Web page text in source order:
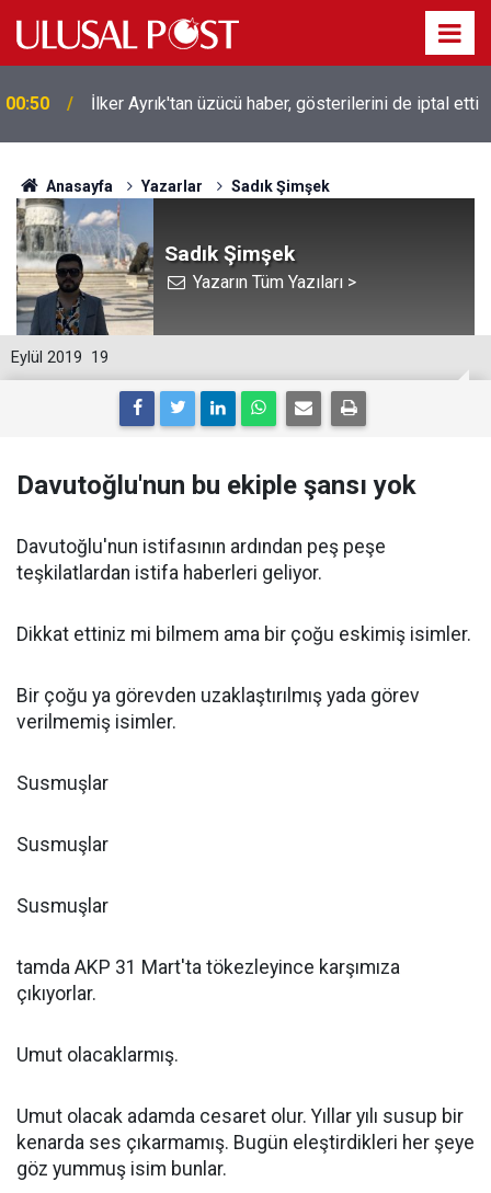
00:50 İlker Ayrık'tan üzücü haber, gösterilerini de iptal etti
00:39
Liverpool efsanesi Mısırlı yıldız Mohamed Salah
Trabzonspor ile anlaştı! Yarın geliyor
Anasayfa Yazarlar Sadık Şimşek
Sadık Şimşek
Yazarın Tüm Yazıları >
19
Eylül 2019
Davutoğlu'nun bu ekiple şansı yok
Davutoğlu'nun istifasının ardından peş peşe
teşkilatlardan istifa haberleri geliyor.
Dikkat ettiniz mi bilmem ama bir çoğu eskimiş isimler.
Bir çoğu ya görevden uzaklaştırılmış yada görev
verilmemiş isimler.
Susmuşlar
Susmuşlar
Susmuşlar
tamda AKP 31 Mart'ta tökezleyince karşımıza
çıkıyorlar.
Umut olacaklarmış.
Umut olacak adamda cesaret olur. Yıllar yılı susup bir
kenarda ses çıkarmamış. Bugün eleştirdikleri her şeye
göz yummuş isim bunlar.